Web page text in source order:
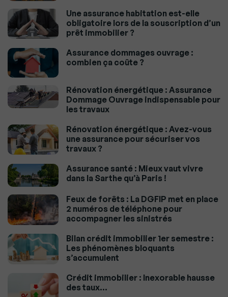
Une assurance habitation est-elle
obligatoire lors de la souscription d’un
prêt immobilier ?
Assurance dommages ouvrage :
combien ça coûte ?
Rénovation énergétique : Assurance
Dommage Ouvrage indispensable pour
les travaux
Rénovation énergétique : Avez-vous
une assurance pour sécuriser vos
travaux ?
Assurance santé : Mieux vaut vivre
dans la Sarthe qu’à Paris !
Feux de forêts : La DGFIP met en place
2 numéros de téléphone pour
accompagner les sinistrés
Bilan crédit immobilier 1er semestre :
Les phénomènes bloquants
s’accumulent
Crédit immobilier : Inexorable hausse
des taux…